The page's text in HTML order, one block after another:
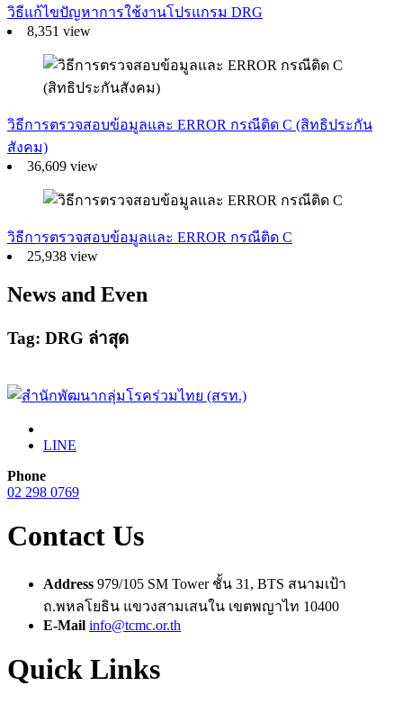
วิธีแก้ไขปัญหาการใช้งานโปรแกรม DRG
8,351 view
วิธีการตรวจสอบข้อมูลและ ERROR กรณีติด C (สิทธิประกัน
สังคม)
36,609 view
วิธีการตรวจสอบข้อมูลและ ERROR กรณีติด C
25,938 view
News and Even
Tag: DRG ล่าสุด
LINE
Phone
02 298 0769
Contact Us
Address 979/105 SM Tower ชั้น 31, BTS สนามเป้า
ถ.พหลโยธิน แขวงสามเสนใน เขตพญาไท 10400
E-Mail info@tcmc.or.th
Quick Links